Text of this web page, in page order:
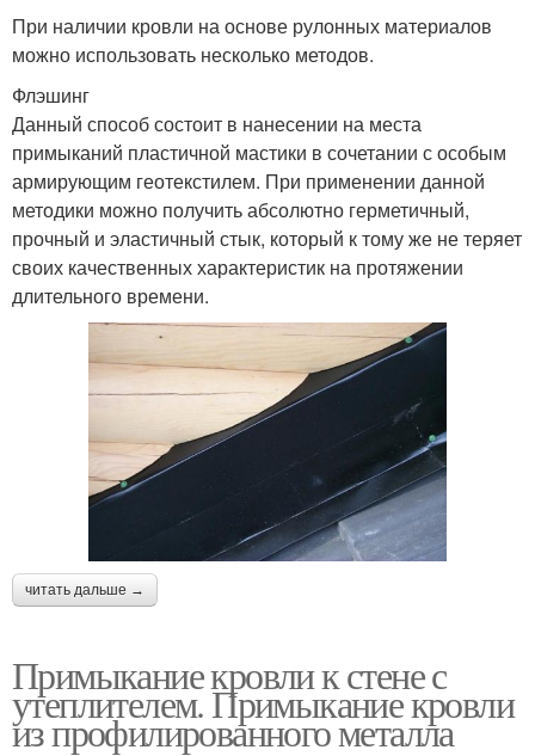
При наличии кровли на основе рулонных материалов
можно использовать несколько методов.
Флэшинг
Данный способ состоит в нанесении на места
примыканий пластичной мастики в сочетании с особым
армирующим геотекстилем. При применении данной
методики можно получить абсолютно герметичный,
прочный и эластичный стык, который к тому же не теряет
своих качественных характеристик на протяжении
длительного времени.
читать дальше →
Примыкание кровли к стене с
утеплителем. Примыкание кровли
из профилированного металла